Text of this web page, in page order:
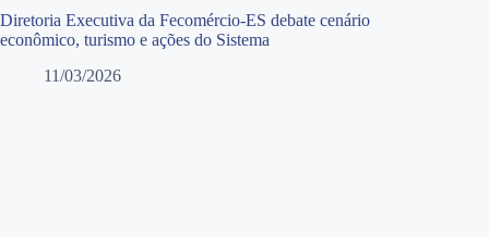
Diretoria Executiva da Fecomércio-ES debate cenário
econômico, turismo e ações do Sistema
11/03/2026